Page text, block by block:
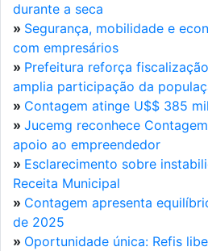
durante a seca
» Segurança, mobilidade e
com empresários
» Prefeitura reforça
amplia participação da
» Contagem atinge U$$ 385
» Jucemg reconhece
apoio ao empreendedor
» Esclarecimento sobre
Receita Municipal
» Contagem apresenta
de 2025
» Oportunidade única: Refis